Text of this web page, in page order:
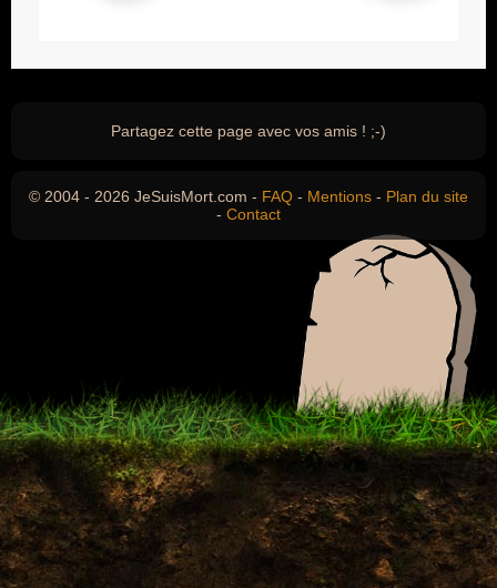
Partagez cette page avec vos amis ! ;-)
© 2004 - 2026 JeSuisMort.com - FAQ - Mentions - Plan du site
- Contact